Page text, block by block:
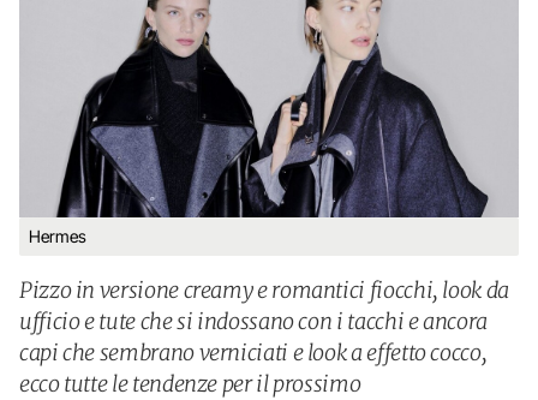
Hermes
Pizzo in versione creamy e romantici fiocchi, look da
ufficio e tute che si indossano con i tacchi e ancora
capi che sembrano verniciati e look a effetto cocco,
ecco tutte le tendenze per il prossimo